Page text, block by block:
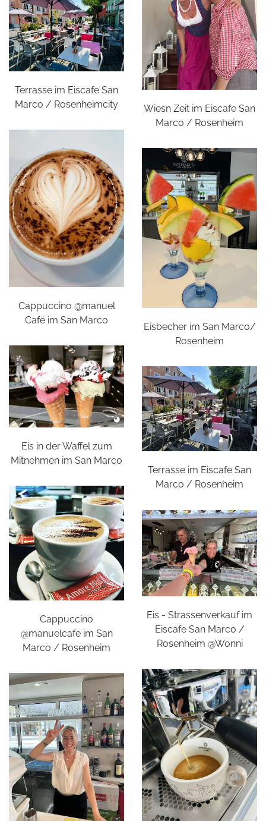
Wiesn Zeit im Eiscafe San
Marco / Rosenheim
Terrasse im Eiscafe San
Marco / Rosenheimcity
Eisbecher im San Marco/
Rosenheim
Cappuccino @manuel
Café im San Marco
Terrasse im Eiscafe San
Marco / Rosenheim
Eis in der Waffel zum
Mitnehmen im San Marco
Eis - Strassenverkauf im
Eiscafe San Marco /
Rosenheim @Wonni
Cappuccino
@manuelcafe im San
Marco / Rosenheim